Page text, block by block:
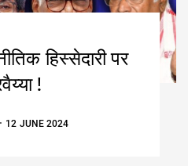
हिस्सेदारी पर
!
12 JUNE 2024